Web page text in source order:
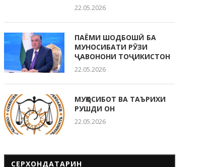
22.05.2026
ПАЁМИ ШОДБОШӢ БА
МУНОСИБАТИ РӮЗИ
ҶАВОНОНИ ТОҶИКИСТОН
22.05.2026
МУҲОСИБОТ ВА ТАЪРИХИ
РУШДИ ОН
22.05.2026
СЕРХОНДАТАРИН